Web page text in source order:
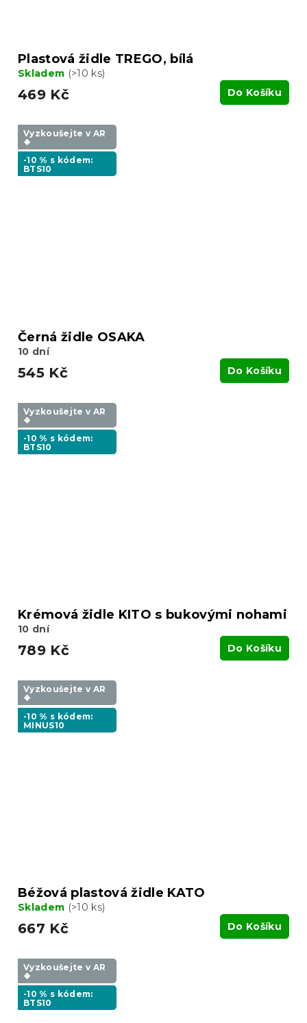
Plastová židle TREGO, bílá
Skladem (>10 ks)
469 Kč Do Košíku
Vyzkoušejte v AR
❖
-10 % s kódem:
BTS10
Černá židle OSAKA
10 dní
545 Kč Do Košíku
Vyzkoušejte v AR
❖
-10 % s kódem:
BTS10
Krémová židle KITO s bukovými nohami
10 dní
789 Kč Do Košíku
Vyzkoušejte v AR
❖
-10 % s kódem:
MINUS10
Béžová plastová židle KATO
Skladem (>10 ks)
667 Kč Do Košíku
Vyzkoušejte v AR
❖
-10 % s kódem:
BTS10